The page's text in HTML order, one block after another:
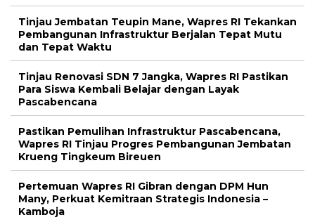
Tinjau Jembatan Teupin Mane, Wapres RI Tekankan
Pembangunan Infrastruktur Berjalan Tepat Mutu
dan Tepat Waktu
Tinjau Renovasi SDN 7 Jangka, Wapres RI Pastikan
Para Siswa Kembali Belajar dengan Layak
Pascabencana
Pastikan Pemulihan Infrastruktur Pascabencana,
Wapres RI Tinjau Progres Pembangunan Jembatan
Krueng Tingkeum Bireuen
Pertemuan Wapres RI Gibran dengan DPM Hun
Many, Perkuat Kemitraan Strategis Indonesia –
Kamboja